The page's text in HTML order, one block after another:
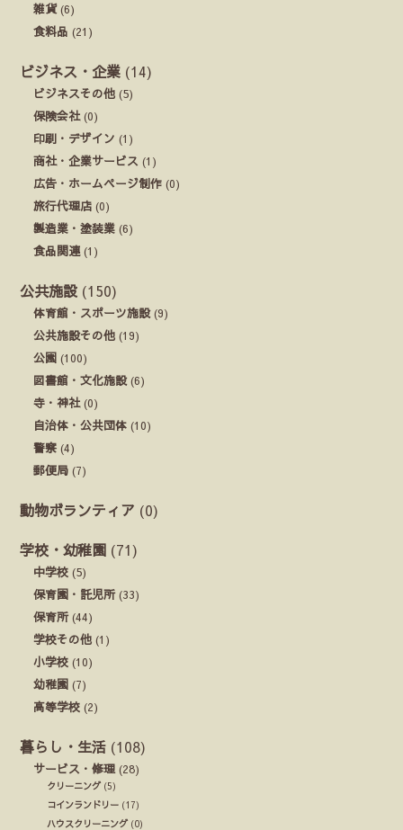
雑貨(6)
食料品 (21)
ビジネス・企業 (14)
ビジネスその他 (5)
保険会社(0)
印刷・デザイン (1)
商社・企業サービス (1)
広告・ホームページ制作 (0)
旅行代理店 (0)
製造業・塗装業 (6)
食品関連 (1)
公共施設 (150)
体育館・スポーツ施設(9)
公共施設その他 (19)
公園 (100)
図書館・文化施設(6)
寺・神社(0)
自治体・公共団体 (10)
警察 (4)
郵便局 (7)
動物ボランティア (0)
学校・幼稚園 (71)
中学校 (5)
保育園・託児所(33)
保育所(44)
学校その他 (1)
小学校 (10)
幼稚園 (7)
高等学校 (2)
暮らし・生活 (108)
サービス・修理 (28)
クリーニング(5)
コインランドリー (17)
ハウスクリーニング(0)